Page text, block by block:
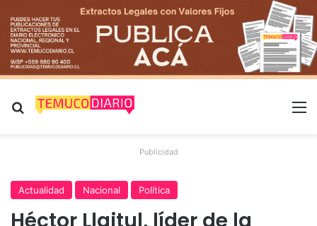
Buscar por
Publicidad
Actualidad Nacional Política